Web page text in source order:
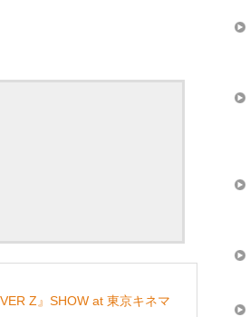
Z』SHOW at 東京キネマ